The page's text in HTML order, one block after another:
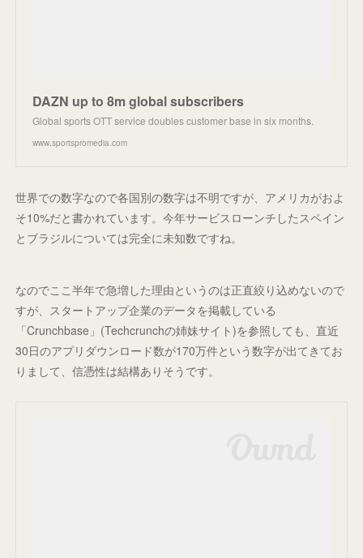
DAZN up to 8m global subscribers
Global sports OTT service doubles customer base in six months.
www.sportspromedia.com
世界での数字なので各国別の数字は不明ですが、アメリカがおよ
そ10%だと書かれています。今年サービスローンチしたスペイン
とブラジルについては完全に未知数ですね。
なのでここ半年で急増した理由というのは正直絞り込めないので
すが、スタートアップ企業のデータを掲載している
「Crunchbase」(Techcrunchの姉妹サイト)を参照しても、直近
30日のアプリダウンロード数が170万件という数字が出てきてお
りまして、信憑性は結構ありそうです。